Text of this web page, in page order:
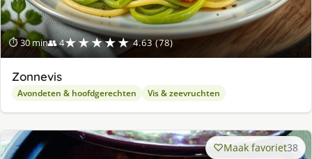
⏱ 30 min👥 4★★★★★ 4.63 (78)
Zonnevis
Avondeten & hoofdgerechten Vis & zeevruchten
Maak favoriet38